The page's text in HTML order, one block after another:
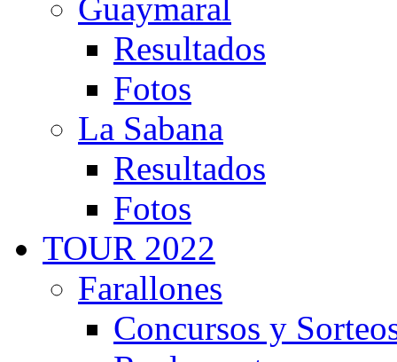
Guaymaral
Resultados
Fotos
La Sabana
Resultados
Fotos
TOUR 2022
Farallones
Concursos y